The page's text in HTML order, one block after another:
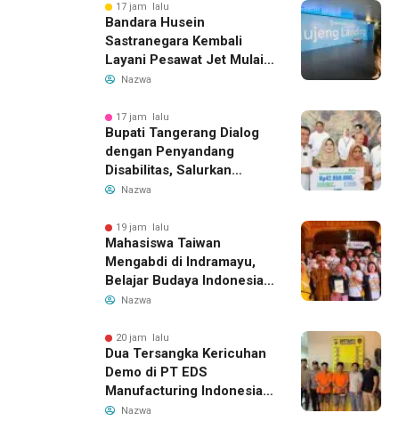
17 jam lalu
Bandara Husein
Sastranegara Kembali
Layani Pesawat Jet Mulai
14 Agustus 2026, Garuda
Bandung-Denpasar
Nazwa
17 jam lalu
Bupati Tangerang Dialog
dengan Penyandang
Disabilitas, Salurkan
Bantuan dan Tampung
Nazwa
19 jam lalu
Mahasiswa Taiwan
Mengabdi di Indramayu,
Belajar Budaya Indonesia
dan Edukasi Pekerja
Nazwa
20 jam lalu
Dua Tersangka Kericuhan
Demo di PT EDS
Manufacturing Indonesia
Ditahan, Polda Banten
Nazwa